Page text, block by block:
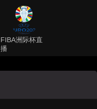
FIBA洲际杯直
播